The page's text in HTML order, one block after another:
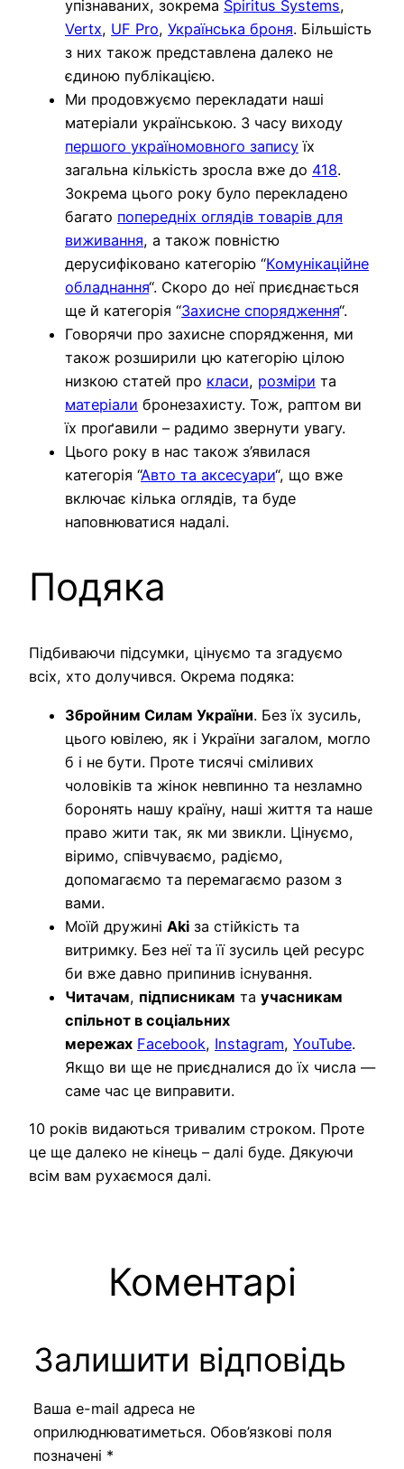
упізнаваних, зокрема Spiritus Systems,
Vertx, UF Pro, Українська броня. Більшість
з них також представлена далеко не
єдиною публікацією.
Ми продовжуємо перекладати наші
матеріали українською. З часу виходу
першого україномовного запису їх
загальна кількість зросла вже до 418.
Зокрема цього року було перекладено
багато попередніх оглядів товарів для
виживання, а також повністю
дерусифіковано категорію “Комунікаційне
обладнання“. Скоро до неї приєднається
ще й категорія “Захисне спорядження“.
Говорячи про захисне спорядження, ми
також розширили цю категорію цілою
низкою статей про класи, розміри та
матеріали бронезахисту. Тож, раптом ви
їх проґавили – радимо звернути увагу.
Цього року в нас також з’явилася
категорія “Авто та аксесуари“, що вже
включає кілька оглядів, та буде
наповнюватися надалі.
Подяка
Підбиваючи підсумки, цінуємо та згадуємо
всіх, хто долучився. Окрема подяка:
Збройним Силам України. Без їх зусиль,
цього ювілею, як і України загалом, могло
б і не бути. Проте тисячі сміливих
чоловіків та жінок невпинно та незламно
боронять нашу країну, наші життя та наше
право жити так, як ми звикли. Цінуємо,
віримо, співчуваємо, радіємо,
допомагаємо та перемагаємо разом з
вами.
Моїй дружині Aki за стійкість та
витримку. Без неї та її зусиль цей ресурс
би вже давно припинив існування.
Читачам, підписникам та учасникам
спільнот в соціальних
мережах Facebook, Instagram, YouTube.
Якщо ви ще не приєдналися до їх числа —
саме час це виправити.
10 років видаються тривалим строком. Проте
це ще далеко не кінець – далі буде. Дякуючи
всім вам рухаємося далі.
Коментарі
Залишити відповідь
Ваша e-mail адреса не
оприлюднюватиметься. Обов’язкові поля
позначені *